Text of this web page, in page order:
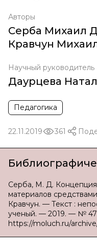
Авторы
Серба Михаил
Кравчун
Научный руководитель
Даурцева
Педагогика
22.11.2019 361
Серба, М. Д.
материалов
Кравчун. — Текст :
ученый. — 2019. — № 47
https://moluch.ru/